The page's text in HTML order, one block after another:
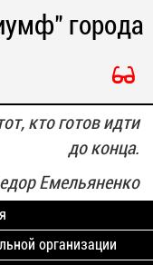
города
кто готов идти
до конца.
Емельяненко
организации